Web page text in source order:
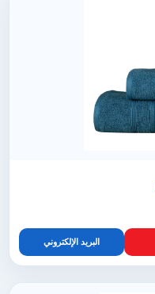
البريد الإلكتروني